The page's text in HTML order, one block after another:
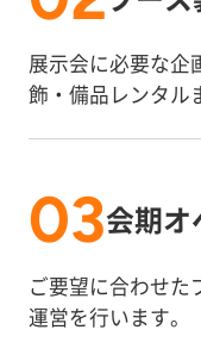
展示会に必要な企
飾・備品レンタル
03会期
ご要望に合わせた
運営を行います。